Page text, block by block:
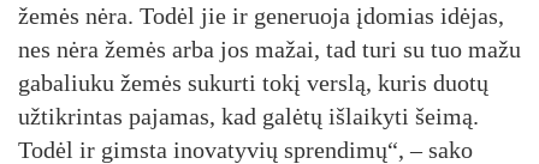
žemės nėra. Todėl jie ir generuoja įdomias idėjas,
nes nėra žemės arba jos mažai, tad turi su tuo mažu
gabaliuku žemės sukurti tokį verslą, kuris duotų
užtikrintas pajamas, kad galėtų išlaikyti šeimą.
Todėl ir gimsta inovatyvių sprendimų“, – sako